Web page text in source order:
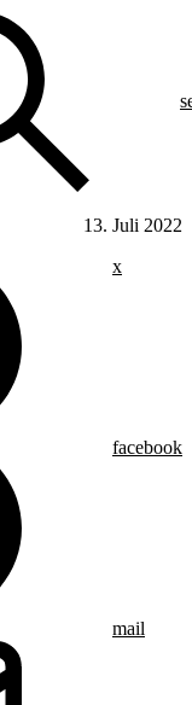
13. Juli 2022
x
facebook
mail